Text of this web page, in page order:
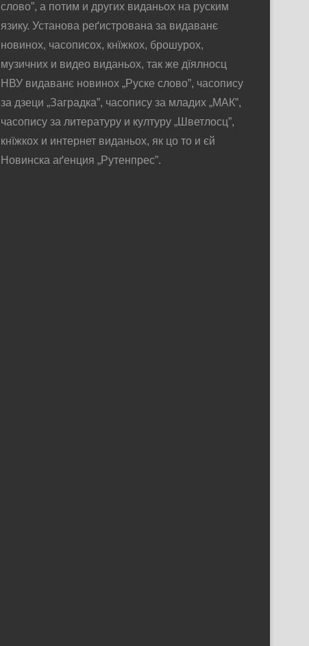
слово”, а потим и других виданьох на руским
язику. Установа реґистрована за видаванє
новинох, часописох, кнїжкох, брошурох,
музичних и видео виданьох, так же дїялносц
НВУ видаванє новинох „Руске слово”, часопису
за дзеци „Заградка”, часопису за младих „МАК”,
часопису за литературу и културу „Шветлосц”,
кнїжкох и интернет виданьох, як цо то и єй
Новинска аґенция „Рутенпрес”.